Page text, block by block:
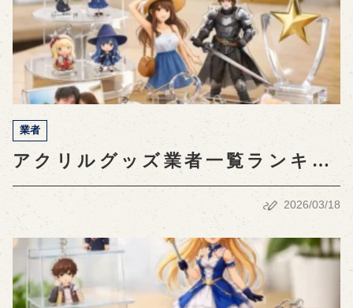
業者
アクリルグッズ業者一覧ランキン
グ！最新の人気と選び方ガイド
2026/03/18